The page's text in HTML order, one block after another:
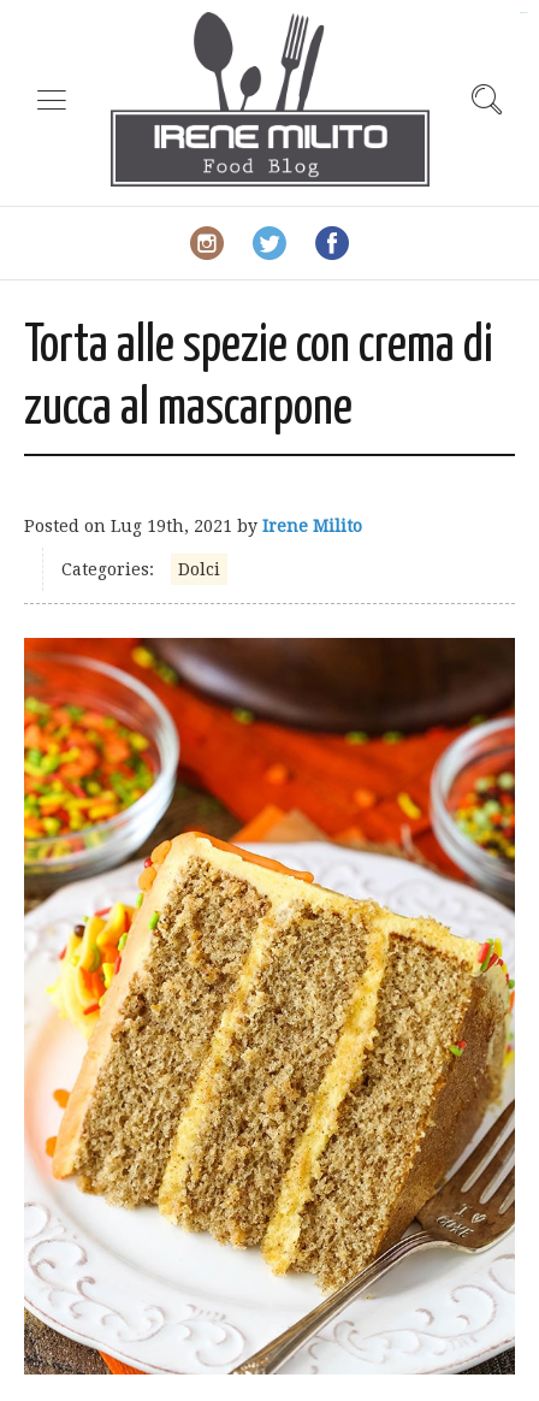
Torta alle spezie con crema di
zucca al mascarpone
Posted on Lug 19th, 2021 by Irene Milito
Categories: Dolci